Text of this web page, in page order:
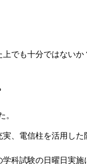
でも十分ではないか
。
、電信柱を活用し
科試験の日曜日実